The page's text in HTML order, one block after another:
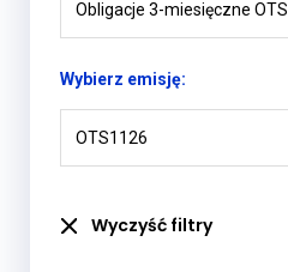
Obligacje 3-miesięczne OTS
Wybierz emisję:
OTS1126
Wyczyść filtry